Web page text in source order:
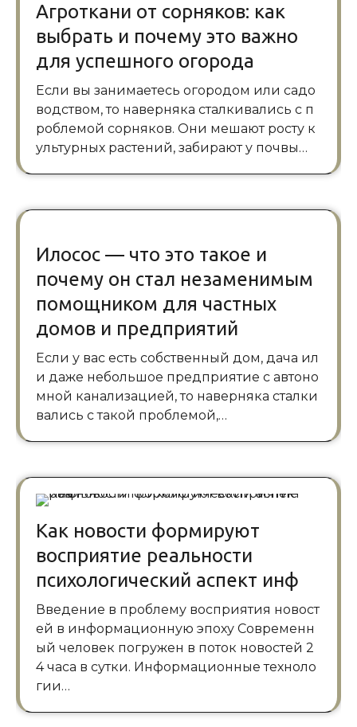
Агроткани от сорняков: как
выбрать и почему это важно
для успешного огорода
Если вы занимаетесь огородом или садо
водством, то наверняка сталкивались с п
роблемой сорняков. Они мешают росту к
ультурных растений, забирают у почвы…
Илосос — что это такое и
почему он стал незаменимым
помощником для частных
домов и предприятий
Если у вас есть собственный дом, дача ил
и даже небольшое предприятие с автоно
мной канализацией, то наверняка сталки
вались с такой проблемой,…
Как новости формируют
восприятие реальности
психологический аспект инф
Введение в проблему восприятия новост
ей в информационную эпоху Современн
ый человек погружен в поток новостей 2
4 часа в сутки. Информационные техноло
гии…